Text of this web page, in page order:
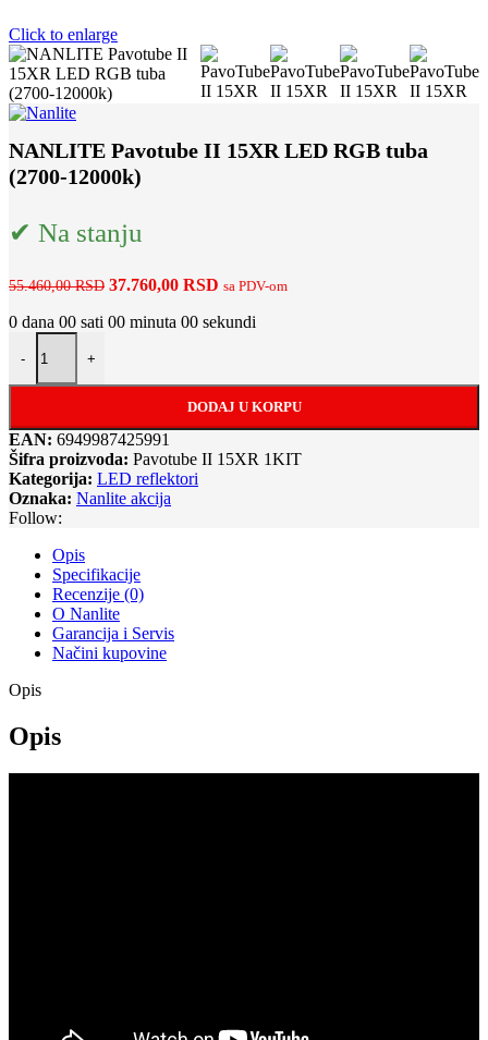
Click to enlarge
NANLITE Pavotube II 15XR LED RGB tuba
(2700-12000k)
✔ Na stanju
55.460,00RSD Originalna
je
37.760,00 RSD Trenutna
je:
sa PDV-om
0 dana 00 sati 00 minuta 00 sekundi
-
NANLITE Pavotube II 15XR LED RGB tuba (2700-12000k)
+
DODAJ U KORPU
EAN: 6949987425991
Šifra proizvoda: Pavotube II 15XR 1KIT
Kategorija: LED reflektori
Oznaka: Nanlite akcija
Follow:
Opis
Specifikacije
Recenzije (0)
O Nanlite
Garancija i Servis
Načini kupovine
Opis
Opis